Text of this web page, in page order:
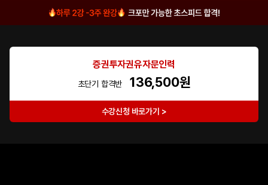
증권투자권유자문인력
초단기 합격반 136,500원
수강신청 바로가기 >